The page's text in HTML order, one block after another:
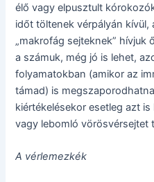
élő vagy elpusztult
időt töltenek vérpályán
„makrofág sejteknek” hívjuk
a számuk, még jó is lehet,
folyamatokban (amikor az
támad) is
kiértékelésekor esetleg azt
vagy lebomló vörösvérsejtet
A vérlemezkék